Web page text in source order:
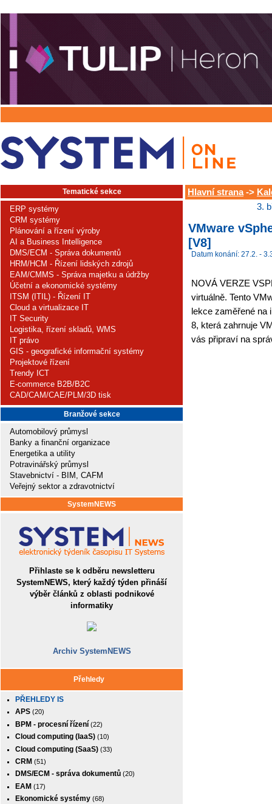
Tematické sekce
ERP systémy
CRM systémy
Plánování a řízení výroby
AI a Business Intelligence
DMS/ECM - Správa dokumentů
HRM/HCM - Řízení lidských zdrojů
EAM/CMMS - Správa majetku a údržby
Účetní a ekonomické systémy
ITSM (ITIL) - Řízení IT
Cloud a virtualizace IT
IT Security
Logistika, řízení skladů, WMS
IT právo
GIS - geografické informační systémy
Projektové řízení
Trendy ICT
E-commerce B2B/B2C
CAD/CAM/CAE/PLM/3D tisk
Branžové sekce
Automobilový průmysl
Banky a finanční organizace
Energetika a utility
Potravinářský průmysl
Stavebnictví - BIM, CAFM
Veřejný sektor a zdravotnictví
SystemNEWS
Přihlaste se k odběru newsletteru
SystemNEWS, který každý týden přináší
výběr článků z oblasti podnikové
informatiky
Archiv SystemNEWS
Přehledy
PŘEHLEDY IS
APS (20)
BPM - procesní řízení (22)
Cloud computing (IaaS) (10)
Cloud computing (SaaS) (33)
CRM (51)
DMS/ECM - správa dokumentů (20)
EAM (17)
Ekonomické systémy (68)
Hlavní strana->
3.
VMware
[V8]
Datum konání: 27.2. -
NOVÁ VERZE
virtuálně. Tento
lekce zaměřené na
8, která zahrnuje
vás připraví na